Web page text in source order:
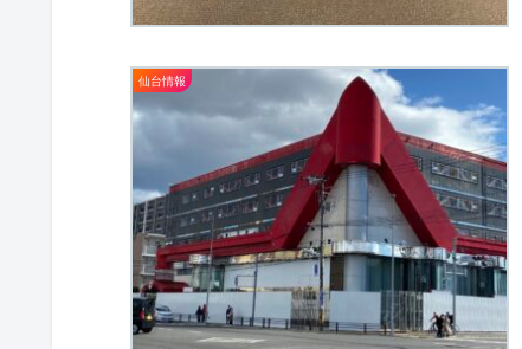
仙台情報